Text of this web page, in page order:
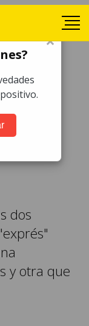
¿De
dos
y otra que
×